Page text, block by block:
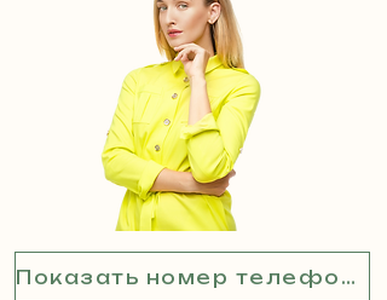
Показать номер телефона